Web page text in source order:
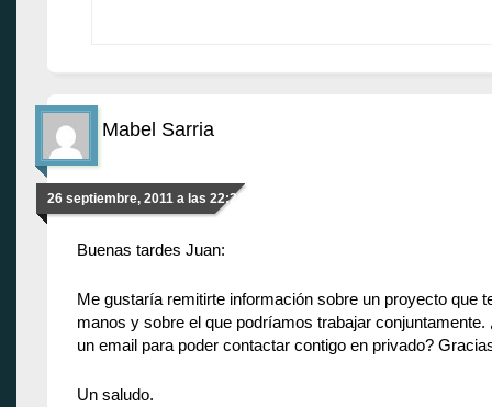
Mabel Sarria
26 septiembre, 2011 a las 22:22
Buenas tardes Juan:
Me gustaría remitirte información sobre un proyecto que
manos y sobre el que podríamos trabajar
un email para poder contactar contigo en privado?
Un saludo.